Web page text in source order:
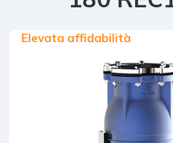
Elevata affidabilità